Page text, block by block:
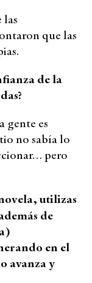
que las
de la
gente es
no sabía lo
pero
utilizas
de
en el
avanza y